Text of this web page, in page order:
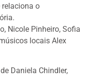
relaciona o
Nicole Pinheiro, Sofia
locais Alex
Daniela Chindler,